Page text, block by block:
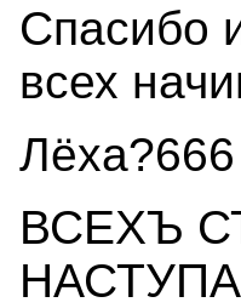
Спасибо
всех
ВСЕХЪ